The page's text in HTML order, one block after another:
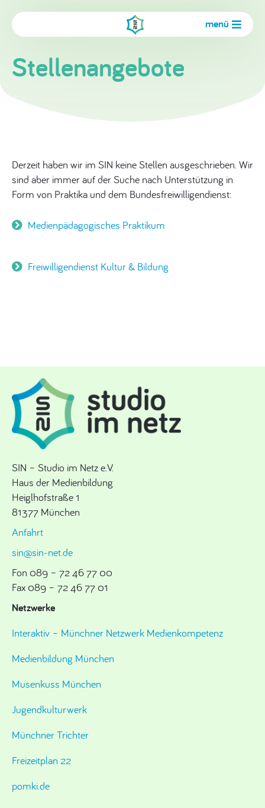
menü
Stellenangebote
Derzeit haben wir im SIN keine Stellen ausgeschrieben. Wir
sind aber immer auf der Suche nach Unterstützung in
Form von Praktika und dem Bundesfreiwilligendienst:
Medienpädagogisches Praktikum
Freiwilligendienst Kultur & Bildung
SIN – Studio im Netz e.V.
Haus der Medienbildung
Heiglhofstraße 1
81377 München
Anfahrt
sin@sin-net.de
Fon 089 – 72 46 77 00
Fax 089 – 72 46 77 01
Netzwerke
Interaktiv – Münchner Netzwerk Medienkompetenz
Medienbildung München
Musenkuss München
Jugendkulturwerk
Münchner Trichter
Freizeitplan 22
pomki.de